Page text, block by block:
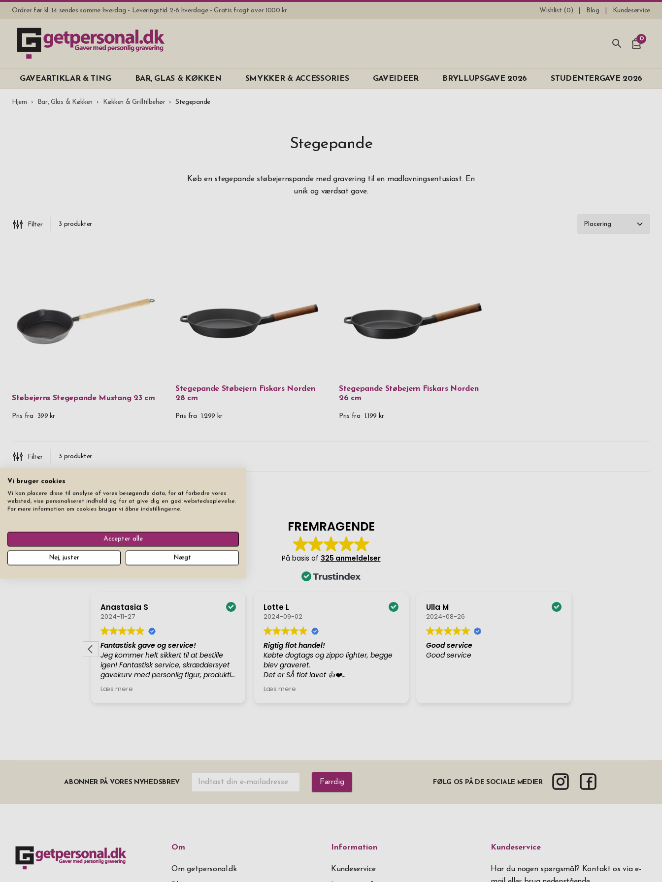
Ordrer før kl. 14 sendes samme hverdag - Leveringstid 2-6 hverdage - Gratis fragt over 1000 kr Wishlist (0) Blog Kundeservice
0
GAVEARTIKLAR & TING BAR, GLAS & KØKKEN SMYKKER & ACCESSORIES GAVEIDEER BRYLLUPSGAVE 2026 STUDENTERGAVE 2026
Hjem Bar, Glas & Køkken Køkken & Grilltilbehør Stegepande
Stegepande
Køb en stegepande støbejernspande med gravering til en madlavningsentusiast. En
unik og værdsat gave.
Filter 3 produkter
Fiskars
Pris
Støbejerns Stegepande Mustang 23 cm
Pris fra 399 kr
Stegepande Støbejern Fiskars Norden
28 cm
Pris fra 1.299 kr
Stegepande Støbejern Fiskars Norden
26 cm
Pris fra 1.199 kr
Filter 3 produkter
ABONNER PÅ VORES NYHEDSBREV Færdig FØLG OS PÅ DE SOCIALE MEDIER
Om
Om getpersonal.dk
Information
Kundeservice
Kundeservice
Har du nogen spørgsmål? Kontakt os via e-
Vi bruger cookies
Vi kan placere disse til analyse af vores besøgende data, for at forbedre vores
websted, vise personaliseret indhold og for at give dig en god webstedsoplevelse.
For mere information om cookies bruger vi åbne indstillingerne.
Accepter alle
Nej, juster Nægt